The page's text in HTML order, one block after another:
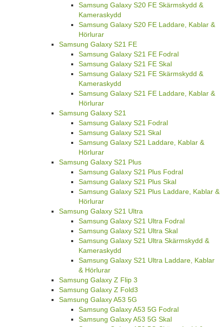
Samsung Galaxy S20 FE Skärmskydd &
Kameraskydd
Samsung Galaxy S20 FE Laddare, Kablar &
Hörlurar
Samsung Galaxy S21 FE
Samsung Galaxy S21 FE Fodral
Samsung Galaxy S21 FE Skal
Samsung Galaxy S21 FE Skärmskydd &
Kameraskydd
Samsung Galaxy S21 FE Laddare, Kablar &
Hörlurar
Samsung Galaxy S21
Samsung Galaxy S21 Fodral
Samsung Galaxy S21 Skal
Samsung Galaxy S21 Laddare, Kablar &
Hörlurar
Samsung Galaxy S21 Plus
Samsung Galaxy S21 Plus Fodral
Samsung Galaxy S21 Plus Skal
Samsung Galaxy S21 Plus Laddare, Kablar &
Hörlurar
Samsung Galaxy S21 Ultra
Samsung Galaxy S21 Ultra Fodral
Samsung Galaxy S21 Ultra Skal
Samsung Galaxy S21 Ultra Skärmskydd &
Kameraskydd
Samsung Galaxy S21 Ultra Laddare, Kablar
& Hörlurar
Samsung Galaxy Z Flip 3
Samsung Galaxy Z Fold3
Samsung Galaxy A53 5G
Samsung Galaxy A53 5G Fodral
Samsung Galaxy A53 5G Skal